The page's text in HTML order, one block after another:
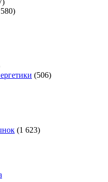
(506)
(1 623)